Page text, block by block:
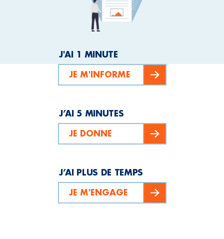
J'AI 1 MINUTE
JE M'INFORME
J’AI 5 MINUTES
JE DONNE
J’AI PLUS DE TEMPS
JE M'ENGAGE